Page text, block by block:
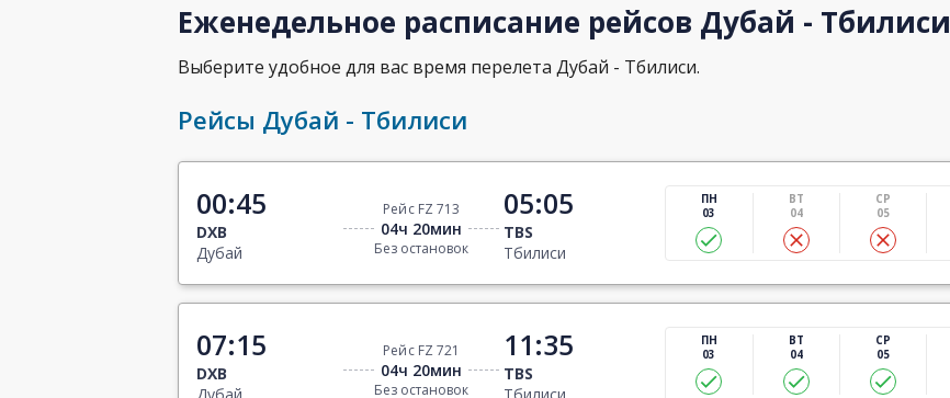
Еженедельное расписание рейсов Дубай - Тбилиси
Выберите удобное для вас время перелета Дубай - Тбилиси.
Рейсы Дубай - Тбилиси
00:45
DXB
Дубай
Рейс FZ 713
04ч 20мин
Без остановок
05:05
TBS
Тбилиси
ПН
03
ВТ
04
СР
05
07:15
DXB
Дубай
Рейс FZ 721
04ч 20мин
Без остановок
11:35
TBS
Тбилиси
ПН
03
ВТ
04
СР
05